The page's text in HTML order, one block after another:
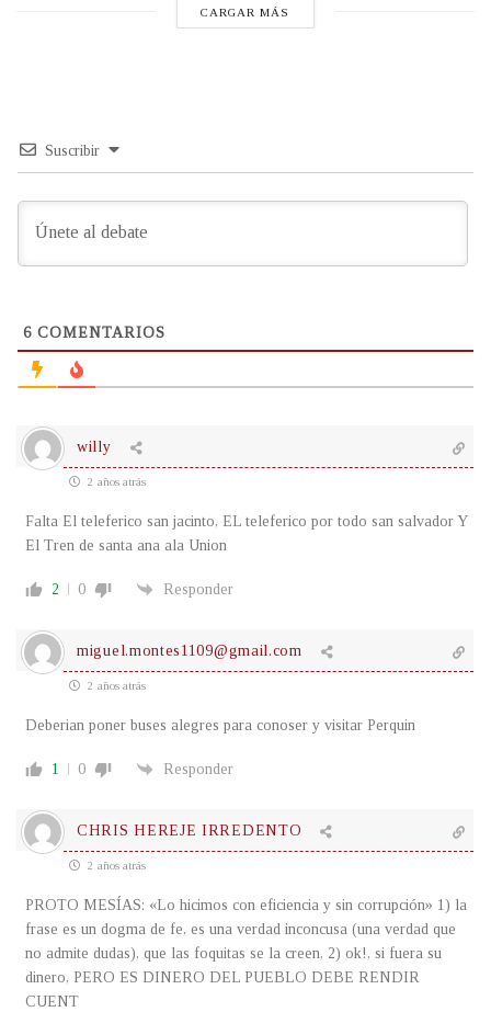
CARGAR MÁS
Suscribir
6 COMENTARIOS
willy
2 años atrás
Falta El teleferico san jacinto, EL teleferico por todo san salvador Y
El Tren de santa ana ala Union
2 0 Responder
miguel.montes1109@gmail.com
2 años atrás
Deberian poner buses alegres para conoser y visitar Perquin
1 0 Responder
CHRIS HEREJE IRREDENTO
2 años atrás
PROTO MESÍAS: «Lo hicimos con eficiencia y sin corrupción» 1) la
frase es un dogma de fe, es una verdad inconcusa (una verdad que
no admite dudas), que las foquitas se la creen, 2) ok!, si fuera su
dinero, PERO ES DINERO DEL PUEBLO DEBE RENDIR
CUENT